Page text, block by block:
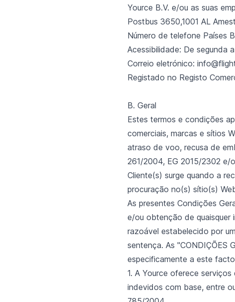
Yource B.V. e/ou as suas
Postbus 3650,1001 AL
Número de telefone Países
Acessibilidade: De segunda
Correio eletrónico:
Registado no Registo
B. Geral
Estes termos e condições
comerciais, marcas e sítios
atraso de voo, recusa de
261/2004, EG 2015/2302 e/
Cliente(s) surge quando a
procuração no(s) sítio(s)
As presentes Condições
e/ou obtenção de quaisquer
razoável estabelecido por
sentença. As "CONDIÇÕES
especificamente a este
1. A Yource oferece
indevidos com base, entre